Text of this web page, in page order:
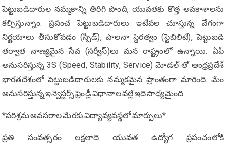
పెట్టుబడిదారుల నమ్మకాన్ని తిరిగి పొంది, యువతకు కొత్త అవకాశాలను
కల్పిస్తున్నాం. ప్రపంచ పెట్టుబడిదారులు ఇటీవల చూస్తున్న వేగంగా
నిర్ణయాలు తీసుకోవడం (స్పీడ్), పాలనా స్థిరత్వం (స్టెబిలిటీ), పెట్టుబడి
తర్వాత నాణ్యమైన సేవ (సర్వీస్)లు మ‌న రాష్ట్రంలో ఉన్నాయి. ఏపీ
అనుస‌రిస్తున్న‌ 3S (Speed, Stability, Service) మోడల్ తో ఆంధ్రప్రదేశ్
భారతదేశంలో పెట్టుబడిదారులకు నమ్మకమైన ప్రాంతంగా మారింది. మేం
అనుసరిస్తున్న ఇన్వెస్టర్స్ ఫ్రెండ్లీ విధానాల వల్లే ఇది సాధ్యమైంది.
*పరిశ్రమ అవసరాల మేరకు విద్యావ్యవస్థలో మార్పులు*
ప్రతి సంవత్సరం లక్షలాది యువత ఉద్యోగ ప్రపంచంలోకి